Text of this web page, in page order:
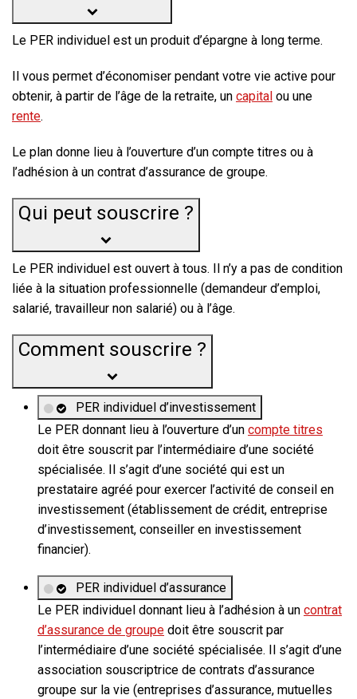
Le PER individuel est un produit d’épargne à long terme.
Il vous permet d’économiser pendant votre vie active pour
obtenir, à partir de l’âge de la retraite, un capital ou une
rente.
Le plan donne lieu à l’ouverture d’un compte titres ou à
l’adhésion à un contrat d’assurance de groupe.
Qui peut souscrire ?
Le PER individuel est ouvert à tous. Il n’y a pas de condition
liée à la situation professionnelle (demandeur d’emploi,
salarié, travailleur non salarié) ou à l’âge.
Comment souscrire ?
PER individuel d’investissement
Le PER donnant lieu à l’ouverture d’un compte titres
doit être souscrit par l’intermédiaire d’une société
spécialisée. Il s’agit d’une société qui est un
prestataire agréé pour exercer l’activité de conseil en
investissement (établissement de crédit, entreprise
d’investissement, conseiller en investissement
financier).
PER individuel d’assurance
Le PER individuel donnant lieu à l’adhésion à un contrat
d’assurance de groupe doit être souscrit par
l’intermédiaire d’une société spécialisée. Il s’agit d’une
association souscriptrice de contrats d’assurance
groupe sur la vie (entreprises d’assurance, mutuelles